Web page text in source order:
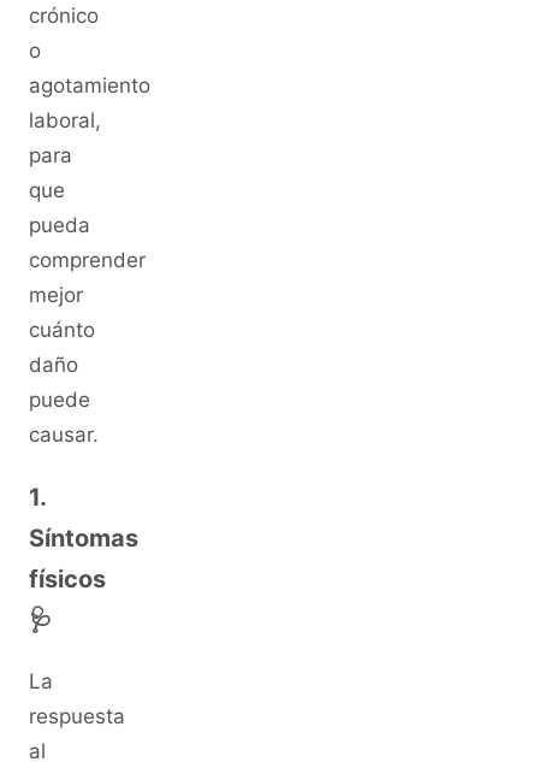
crónico
o
agotamiento
laboral,
para
que
pueda
comprender
mejor
cuánto
daño
puede
causar.
1.
Síntomas
físicos
🩺
La
respuesta
al